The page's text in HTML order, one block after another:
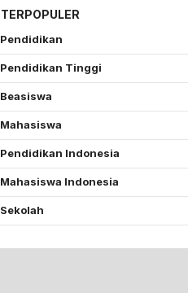
Pendidikan
Pendidikan Tinggi
Beasiswa
Mahasiswa
Pendidikan Indonesia
Mahasiswa Indonesia
Sekolah